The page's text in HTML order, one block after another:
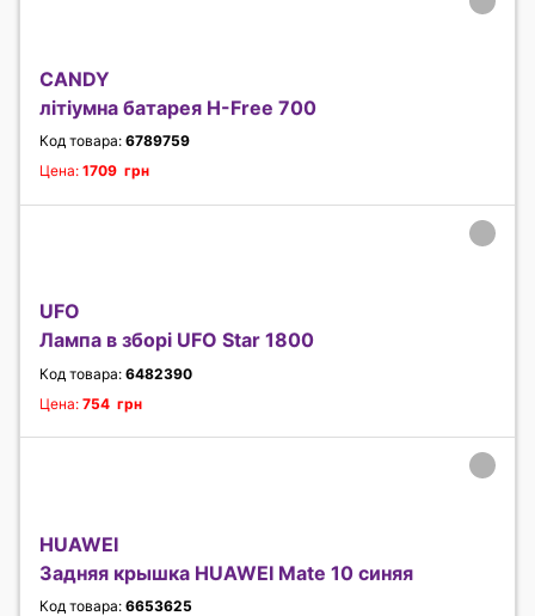
CANDY
літіумна батарея H-Free 700
Код товара: 6789759
Цена: 1709 грн
UFO
Лампа в зборі UFO Star 1800
Код товара: 6482390
Цена: 754 грн
HUAWEI
Задняя крышка HUAWEI Mate 10 синяя
Код товара: 6653625